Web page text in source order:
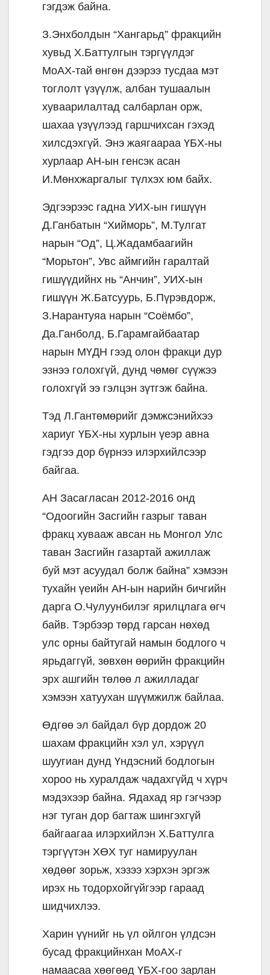
гэгдэж байна.
З.Энхболдын “Хангарьд” фракцийн
хувьд Х.Баттулгын тэргүүлдэг
МоАХ-тай өнгөн дээрээ тусдаа мэт
тоглолт үзүүлж, албан тушаалын
хуваарилалтад салбарлан орж,
шахаа үзүүлээд гаршчихсан гэхэд
хилсдэхгүй. Энэ жаягаараа ҮБХ-ны
хурлаар АН-ын генсэк асан
И.Мөнхжаргалыг түлхэх юм байх.
Эдгээрээс гадна УИХ-ын гишүүн
Д.Ганбатын “Хийморь”, М.Тулгат
нарын “Од”, Ц.Жадамбаагийн
“Морьтон”, Увс аймгийн гаралтай
гишүүдийнх нь “Анчин”, УИХ-ын
гишүүн Ж.Батсуурь, Б.Пүрэвдорж,
З.Нарантуяа нарын “Соёмбо”,
Да.Ганболд, Б.Гарамгайбаатар
нарын МҮДН гээд олон фракци дур
эзнээ голохгүй, дунд чөмөг сүүжээ
голохгүй ээ гэлцэн зүтгэж байна.
Тэд Л.Гантөмөрийг дэмжсэнийхээ
хариуг ҮБХ-ны хурлын үеэр авна
гэдгээ дор бүрнээ илэрхийлсээр
байгаа.
АН Засагласан 2012-2016 онд
“Одоогийн Засгийн газрыг таван
фракц хувааж авсан нь Монгол Улс
таван Засгийн газартай ажиллаж
буй мэт асуудал болж байна” хэмээн
тухайн үеийн АН-ын нарийн бичгийн
дарга О.Чулуунбилэг ярилцлага өгч
байв. Тэрбээр төрд гарсан нөхөд
улс орны байтугай намын бодлого ч
ярьдаггүй, зөвхөн өөрийн фракцийн
эрх ашгийн төлөө л ажилладаг
хэмээн хатуухан шүүмжилж байлаа.
Өдгөө эл байдал бүр дордож 20
шахам фракцийн хэл ул, хэрүүл
шуугиан дунд Үндэсний бодлогын
хороо нь хуралдаж чадахгүйд ч хүрч
мэдэхээр байна. Ядахад яр гэгчээр
нэг туган дор багтаж шингэхгүй
байгаагаа илэрхийлэн Х.Баттулга
тэргүүтэн ХӨХ туг намируулан
хөдөөг зорьж, хэзээ хэрхэн эргэж
ирэх нь тодорхойгүйгээр гараад
шидчихлээ.
Харин үүнийг нь үл ойлгон үлдсэн
бусад фракцийнхан МоАХ-г
намаасаа хөөгөөд ҮБХ-гоо зарлан